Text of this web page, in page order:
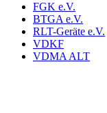
FGK e.V.
BTGA e.V.
RLT-Geräte e.V.
VDKF
VDMA ALT